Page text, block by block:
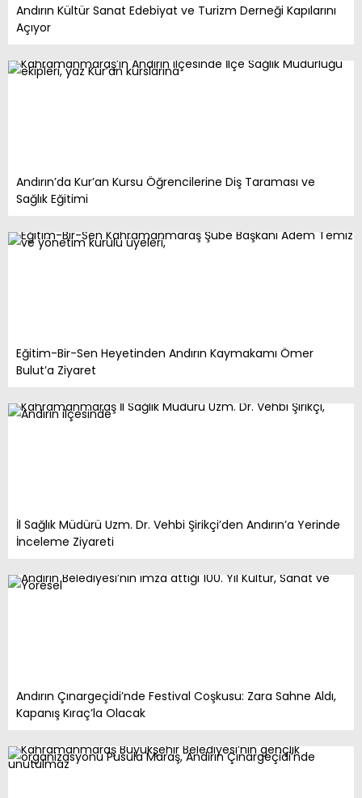
Andırın Kültür Sanat Edebiyat ve Turizm Derneği Kapılarını
Açıyor
Andırın’da Kur’an Kursu Öğrencilerine Diş Taraması ve
Sağlık Eğitimi
Eğitim-Bir-Sen Heyetinden Andırın Kaymakamı Ömer
Bulut’a Ziyaret
İl Sağlık Müdürü Uzm. Dr. Vehbi Şirikçi’den Andırın’a Yerinde
İnceleme Ziyareti
Andırın Çınargeçidi’nde Festival Coşkusu: Zara Sahne Aldı,
Kapanış Kıraç’la Olacak